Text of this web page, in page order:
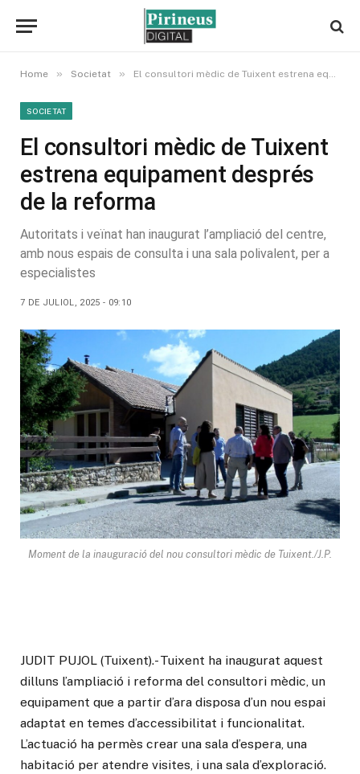
Home » Societat » El consultori mèdic de Tuixent estrena equipament després de la reforma
SOCIETAT
El consultori mèdic de Tuixent
estrena equipament després
de la reforma
Autoritats i veïnat han inaugurat l’ampliació del centre,
amb nous espais de consulta i una sala polivalent, per a
especialistes
7 DE JULIOL, 2025 - 09:10
Moment de la inauguració del nou consultori mèdic de Tuixent./J.P.
JUDIT PUJOL (Tuixent).- Tuixent ha inaugurat aquest
dilluns l’ampliació i reforma del consultori mèdic, un
equipament que a partir d’ara disposa d’un nou espai
adaptat en temes d’accessibilitat i funcionalitat.
L’actuació ha permès crear una sala d’espera, una
habitació per atendre visites, i una sala d’exploració.